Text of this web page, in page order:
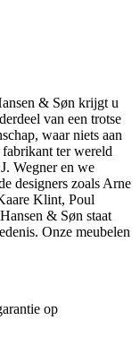
& Søn krijgt u
van een trotse
waar niets aan
ter wereld
Wegner en we
designers zoals Arne
Klint, Poul
& Søn staat
Onze meubelen
op